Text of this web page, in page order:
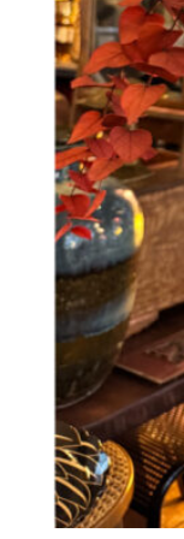
DKK Tilføj til